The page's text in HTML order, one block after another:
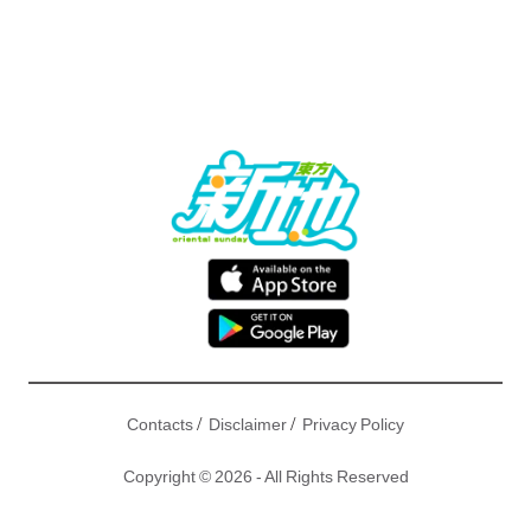
Contacts/ Disclaimer/ Privacy Policy
Copyright © 2026 - All Rights Reserved